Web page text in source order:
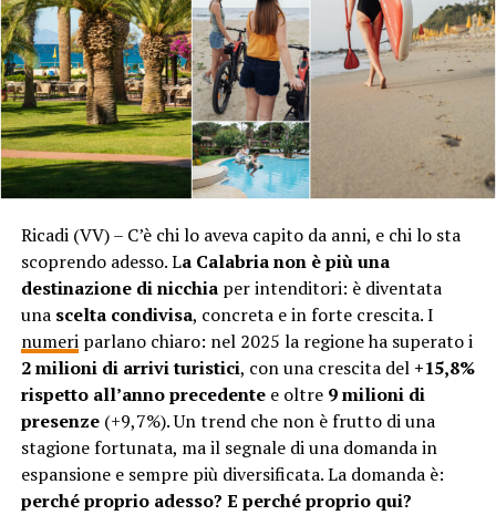
Ricadi (VV) – C’è chi lo aveva capito da anni, e chi lo sta
scoprendo adesso. La Calabria non è più una
destinazione di nicchiaper intenditori: è diventata
una scelta condivisa, concreta e in forte crescita. I
numeriparlano chiaro: nel 2025 la regione ha superato i
2 milioni di arrivi turistici, con una crescita del +15,8%
rispetto all’anno precedentee oltre 9 milioni di
presenze(+9,7%). Un trend che non è frutto di una
stagione fortunata, ma il segnale di una domanda in
espansione e sempre più diversificata. La domanda è:
perché proprio adesso? E perché proprio qui?